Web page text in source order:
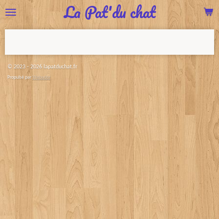
Passer
La Pat'du chat
© 2023 - 2026 lapatduchat.fr
Propulsé parWebador